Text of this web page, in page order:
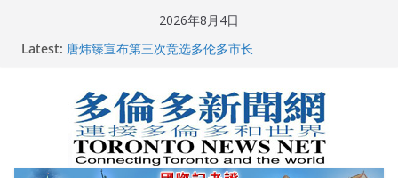
2026年8月4日
Latest: 典纪实
2026加拿大青少年儿童绘画比赛颁奖典礼多伦多举行
龚晓华参加多伦多骄傲大游行 与市民分享竞选理念
多伦多市长选举拉开帷幕 多名华人候选人宣布角逐